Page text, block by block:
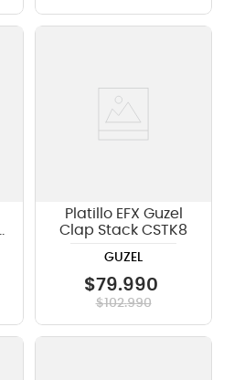
Platillo EFX Guzel
Clap Stack CSTK8
GUZEL
$79.990
$102.990